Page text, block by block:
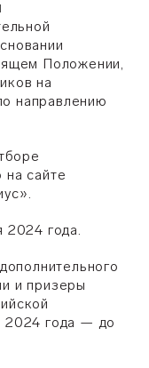
Положении,
на
направлению
на сайте
2024 года.
и призеры
2024 года — до